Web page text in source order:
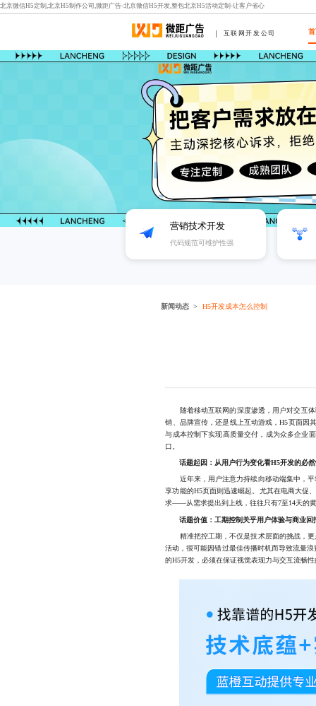
北京微信H5定制,北京H5制作公司,微距广告-北京微信H5开发,整包北京H5活动定制-让客户省心
互联网开发公司
营销技术开发
代码规范可维护性强
新闻动态 H5开发成本怎么控制
随着移动互联网的深度渗透，用户对交互体
销、品牌宣传，还是线上互动游戏，H5页面因
与成本控制下实现高质量交付，成为众多企业
口。
话题起因：从用户行为变化看H5开发的必
近年来，用户注意力持续向移动端集中，平
享功能的H5页面则迅速崛起。尤其在电商大促
求——从需求提出到上线，往往只有7至14天的
话题价值：工期控制关乎用户体验与商业回
精准把控工期，不仅是技术层面的挑战，更
活动，很可能因错过最佳传播时机而导致流量
的H5开发，必须在保证视觉表现力与交互流畅